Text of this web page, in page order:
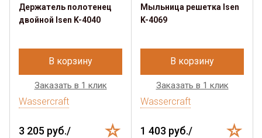
Держатель полотенец
двойной Isen K-4040
В корзину
Заказать в 1 клик
Wassercraft
3 205 руб./
Мыльница решетка Isen
K-4069
В корзину
Заказать в 1 клик
Wassercraft
1 403 руб./